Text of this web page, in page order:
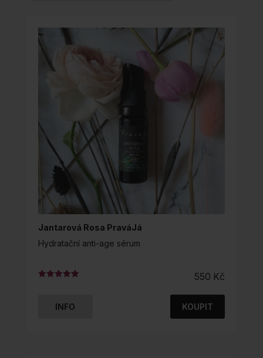
Jantarová Rosa PraváJá
Hydratační anti-age sérum
550 Kč
INFO KOUPIT